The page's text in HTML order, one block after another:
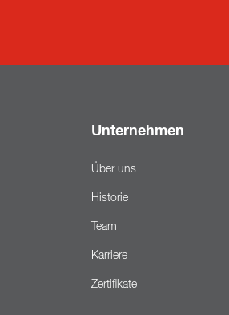
Unternehmen
Über uns
Historie
Team
Karriere
Zertifikate